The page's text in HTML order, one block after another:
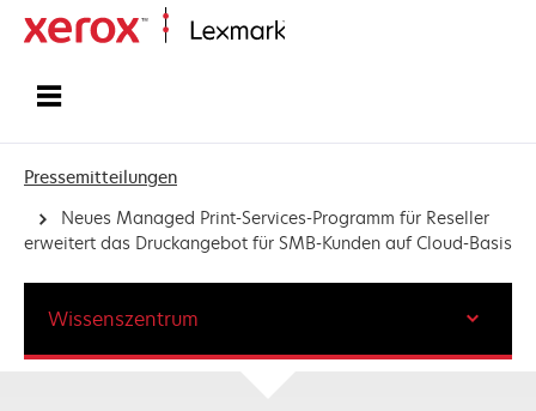
Pressemitteilungen
Neues Managed Print-Services-Programm für Reseller
erweitert das Druckangebot für SMB-Kunden auf Cloud-Basis
Wissenszentrum